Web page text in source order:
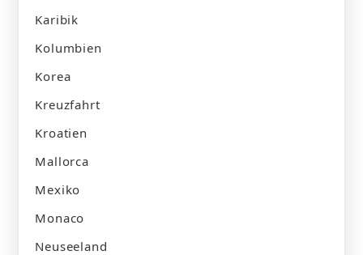
Karibik
Kolumbien
Korea
Kreuzfahrt
Kroatien
Mallorca
Mexiko
Monaco
Neuseeland